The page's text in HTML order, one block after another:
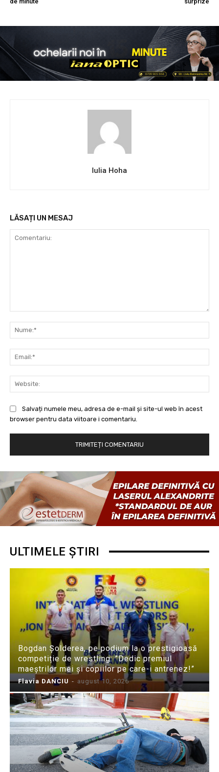
Iulia Hoha
LĂSAȚI UN MESAJ
Salvați numele meu, adresa de e-mail și site-ul web în acest
browser pentru data viitoare i comentariu.
ULTIMELE ȘTIRI
Bogdan Șolderea, pe podium la o prestigioasă
competiție de wrestling: ”Dedic premiul
maeștrilor mei și copiilor pe care-i antrenez!”
Flavia DANCIU - august 10, 2026